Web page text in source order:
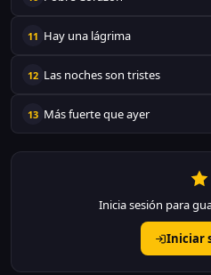
11 Hay una lágrima
12 Las noches son tristes
13 Más fuerte que ayer
Inicia sesión para
Iniciar